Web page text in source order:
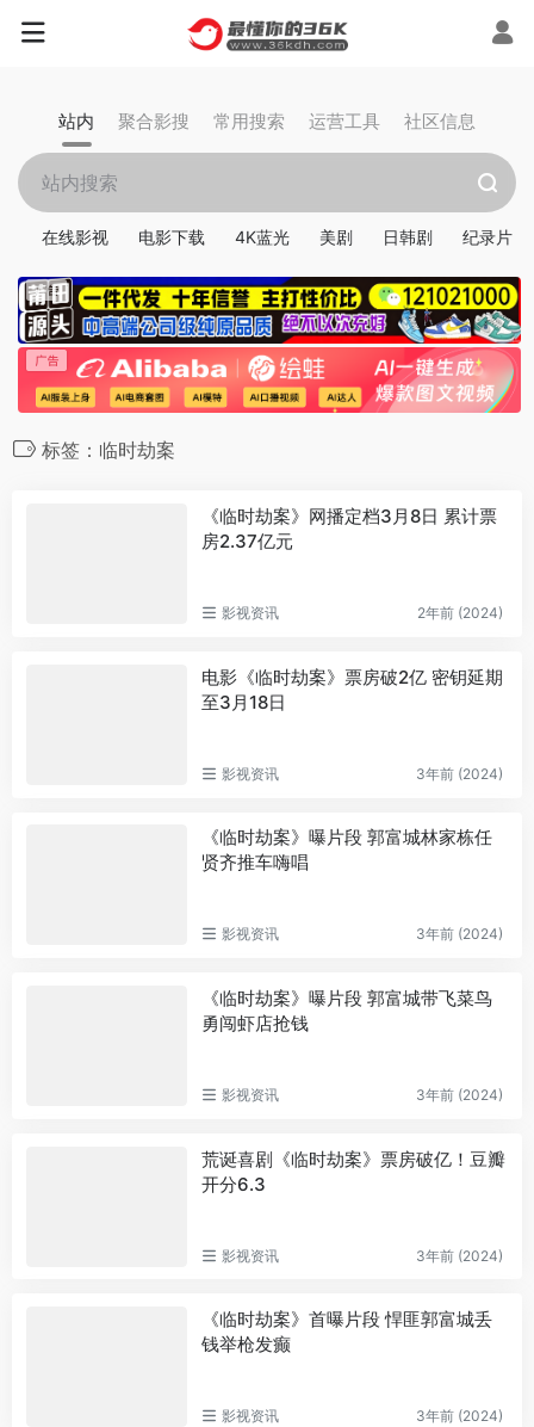
站内 聚合影搜 常用搜索 运营工具 社区信息
在线影视 电影下载 4K蓝光 美剧 日韩剧 纪录片
标签：临时劫案
《临时劫案》网播定档3月8日 累计票
房2.37亿元
影视资讯 2年前 (2024)
电影《临时劫案》票房破2亿 密钥延期
至3月18日
影视资讯 3年前 (2024)
《临时劫案》曝片段 郭富城林家栋任
贤齐推车嗨唱
影视资讯 3年前 (2024)
《临时劫案》曝片段 郭富城带飞菜鸟
勇闯虾店抢钱
影视资讯 3年前 (2024)
荒诞喜剧《临时劫案》票房破亿！豆瓣
开分6.3
影视资讯 3年前 (2024)
《临时劫案》首曝片段 悍匪郭富城丢
钱举枪发癫
影视资讯 3年前 (2024)